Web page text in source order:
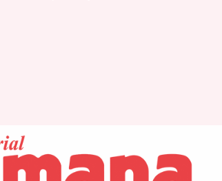
de forma oportuna.